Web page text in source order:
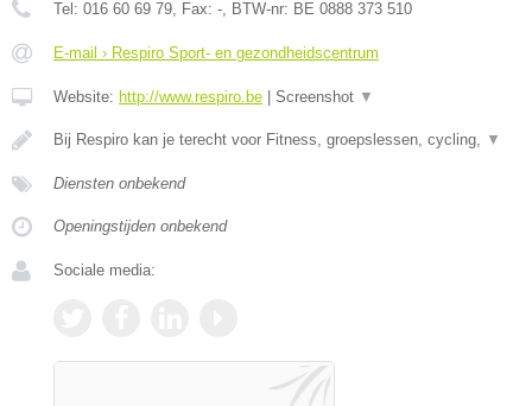
Tel: 016 60 69 79, Fax: -, BTW-nr: BE 0888 373 510
E-mail › Respiro Sport- en gezondheidscentrum
Website: http://www.respiro.be Screenshot ▼
Bij Respiro kan je terecht voor Fitness, groepslessen, cycling, ▼
Diensten onbekend
Openingstijden onbekend
Sociale media: